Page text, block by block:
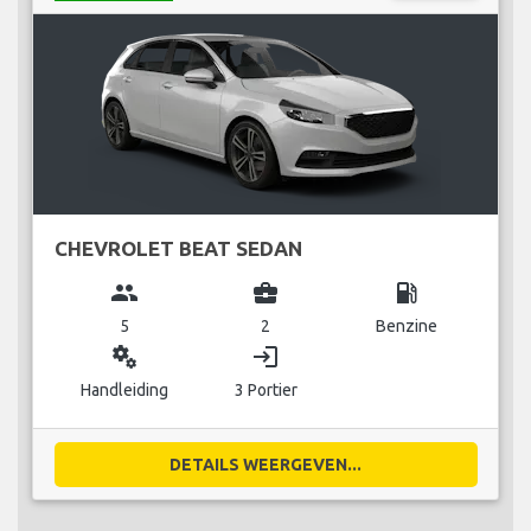
CHEVROLET BEAT SEDAN
group
5
business_center
2
local_gas_station
Benzine
miscellaneous_services
Handleiding
login
3 Portier
DETAILS WEERGEVEN...